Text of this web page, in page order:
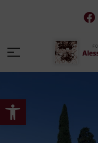
Apri la barra degli strumenti